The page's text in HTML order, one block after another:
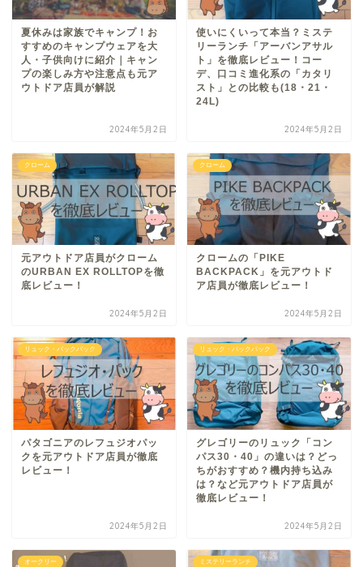
夏休みは家族でキャンプ！お
すすめのキャンプウェアを大
人・子供向けに紹介｜キャン
プの楽しみ方や注意点も元ア
ウトドア店員が解説
2024年5月2日
使いにくいって本当？ミステ
リーランチ「アーバンアサル
ト」を徹底レビュー！コー
デ、口コミ進化系の「カタリ
スト」との比較も(18・21・
24L)
2024年5月2日
クローム
元アウトドア店員がクローム
のURBAN EX ROLLTOPを徹
底レビュー！
2024年5月2日
クローム
クロームの「PIKE
BACKPACK」を元アウトド
ア店員が徹底レビュー！
2024年5月2日
リュック・バックパック
パタゴニアのレフュジオパッ
クを元アウトドア店員が徹底
レビュー！
2024年5月2日
リュック・バックパック
グレゴリーのリュック「コン
パス30・40」の違いは？どっ
ちがおすすめ？機内持ち込み
は？など元アウトドア店員が
徹底レビュー！
2024年5月2日
オークリー ミステリーランチ